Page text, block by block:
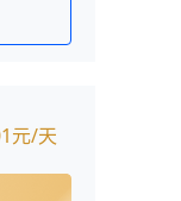
元/天